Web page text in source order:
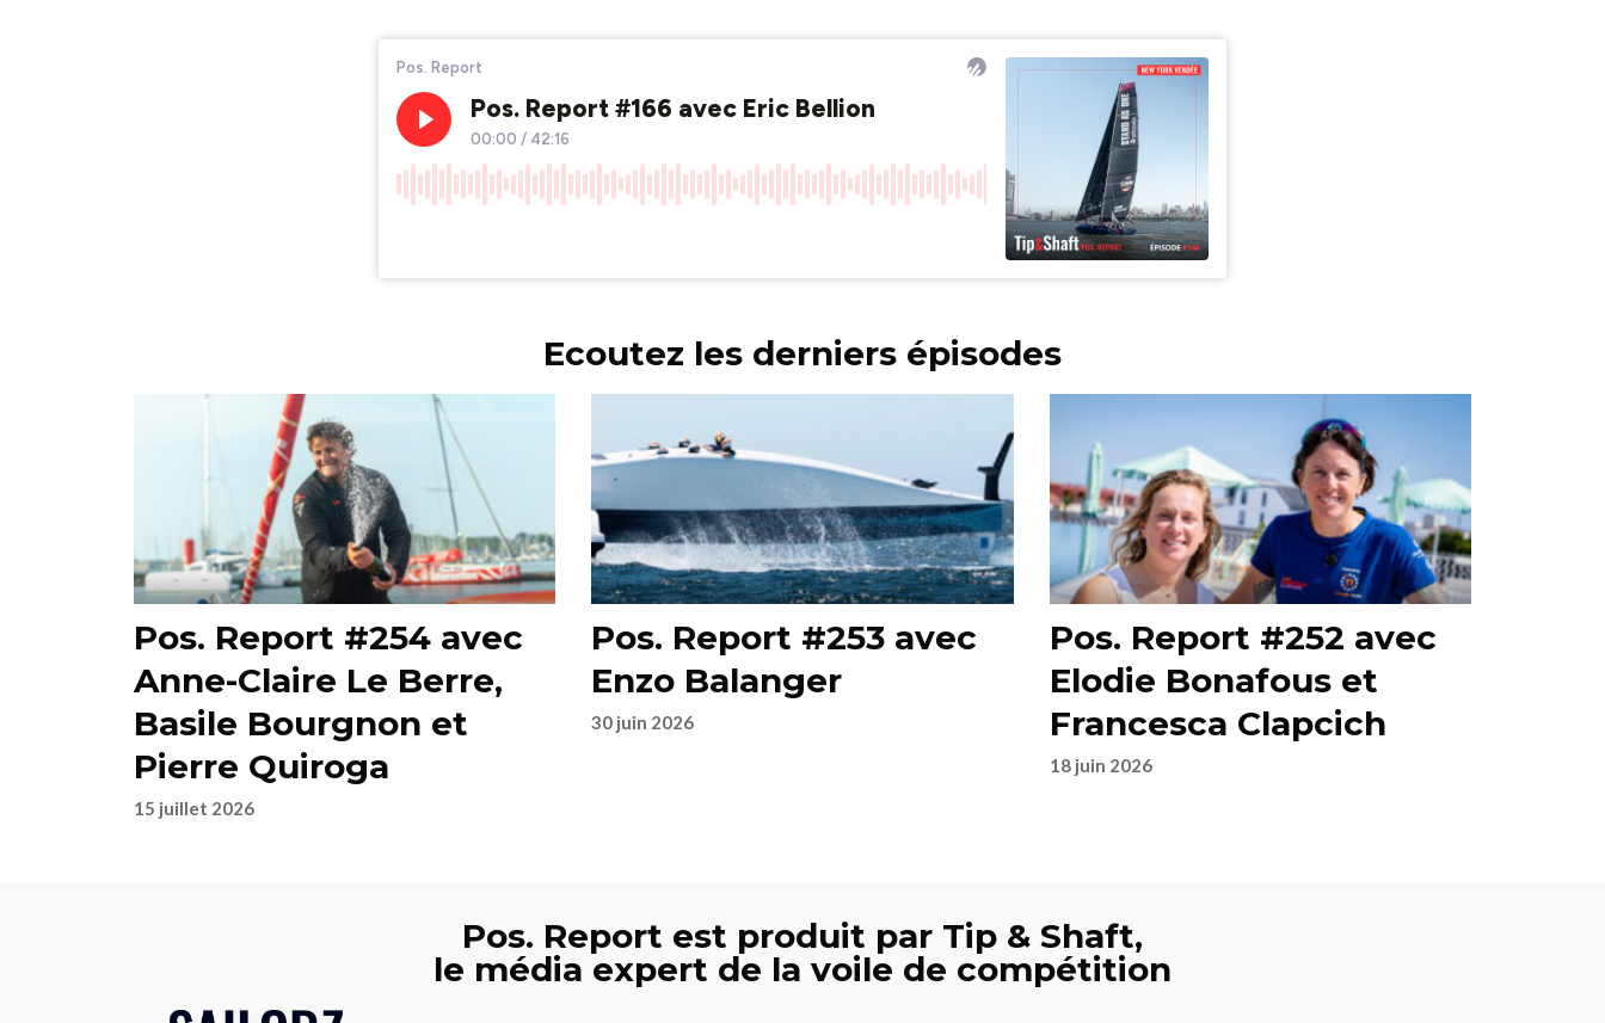
Ecoutez les derniers épisodes
Pos. Report #254 avec
Anne-Claire Le Berre,
Basile Bourgnon et
Pierre Quiroga
15 juillet 2026
Pos. Report #253 avec
Enzo Balanger
30 juin 2026
Pos. Report #252 avec
Elodie Bonafous et
Francesca Clapcich
18 juin 2026
Pos. Report est produit par Tip & Shaft,
le média expert de la voile de compétition